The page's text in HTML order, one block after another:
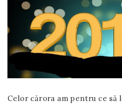
Celor cărora am pentru ce să